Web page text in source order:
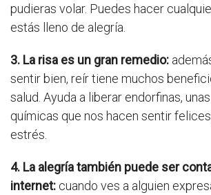
pudieras volar. Puedes hacer
estás lleno de alegría.
3. La risa es un gran remedio:
sentir bien, reír tiene muchos
salud. Ayuda a liberar endorfinas,
químicas que nos hacen sentir
estrés.
4. La alegría también puede ser
internet: cuando ves a alguien